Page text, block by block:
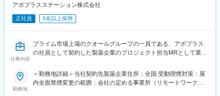
・プロジェクトは先発医薬品のみならず、長期収載品・ジェネリ
ック・医療機器などの全てのプロジェクトが対象です
・配属プロジェクトの検討は、入社確定後に順次、検討を開始さ
せていただきます
■当社について
・世界100以上の国と地域／8万人の社員が、医薬品の臨床開発～
関与しています
・日本においても業界トップシェアを誇り、常時100以上のPJが
アポプラスステーション株式会社
正社員 5名以上採用
仕事内容
プライム市場上場のクオールグループの一員である、アポプラス
の社員として契約した製薬企業のプロジェクト担当MRとして業務
ックメーカーなどプロジェクトは多岐に渡りますので、今までの
経験を活かせる環境が整っています。
勤務地
＜勤務地詳細＞当社契約先製薬企業住所：全国 受動喫煙対策：屋
内全面禁煙変更の範囲：会社の定める事業所（リモートワーク含